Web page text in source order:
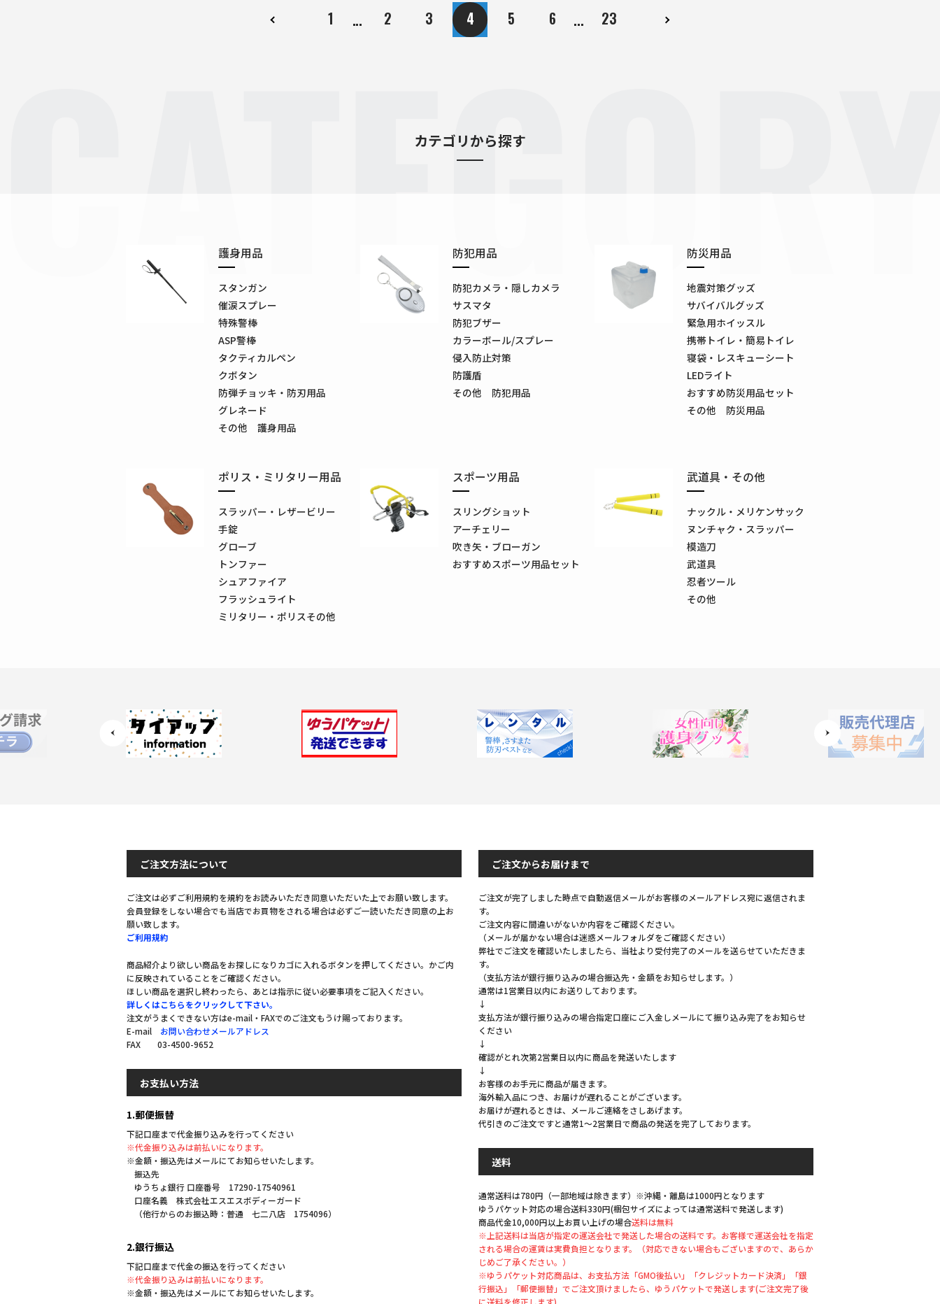
1 ... 2 3 4 5 6 ... 23
次へ
カテゴリから探す
護身用品
スタンガン
催涙スプレー
特殊警棒
ASP警棒
タクティカルペン
クボタン
防弾チョッキ・防刃用品
グレネード
その他 護身用品
防犯用品
防犯カメラ・隠しカメラ
サスマタ
防犯ブザー
カラーボール/スプレー
侵入防止対策
防護盾
その他 防犯用品
防災用品
地震対策グッズ
サバイバルグッズ
緊急用ホイッスル
携帯トイレ・簡易トイレ
寝袋・レスキューシート
LEDライト
おすすめ防災用品セット
その他 防災用品
ポリス・ミリタリー用品
スラッパー・レザービリー
手錠
グローブ
トンファー
シュアファイア
フラッシュライト
ミリタリー・ポリスその他
スポーツ用品
スリングショット
アーチェリー
吹き矢・ブローガン
おすすめスポーツ用品セット
武道具・その他
ナックル・メリケンサック
ヌンチャク・スラッパー
模造刀
武道具
忍者ツール
その他
Next
ご注文方法について
ご注文は必ずご利用規約を規約をお読みいただき同意いただいた上でお願い致します。
会員登録をしない場合でも当店でお買物をされる場合は必ずご一読いただき同意の上お
願い致します。
ご利用規約
商品紹介より欲しい商品をお探しになりカゴに入れるボタンを押してください。かご内
に反映されていることをご確認ください。
ほしい商品を選択し終わったら、あとは指示に従い必要事項をご記入ください。
詳しくはこちらをクリックして下さい。
注文がうまくできない方はe-mail・FAXでのご注文もうけ賜っております。
E-mail お問い合わせメールアドレス
FAX 03-4500-9652
お支払い方法
1.郵便振替
下記口座まで代金振り込みを行ってください
※代金振り込みは前払いになります。
※金額・振込先はメールにてお知らせいたします。
振込先
ゆうちょ銀行 口座番号 17290-17540961
口座名義 株式会社エスエスボディーガード
（他行からのお振込時：普通 七二八店 1754096）
2.銀行振込
下記口座まで代金の振込を行ってください
※代金振り込みは前払いになります。
※金額・振込先はメールにてお知らせいたします。
ご注文からお届けまで
ご注文が完了しました時点で自動返信メールがお客様のメールアドレス宛に返信されま
す。
ご注文内容に間違いがないか内容をご確認ください。
（メールが届かない場合は迷惑メールフォルダをご確認ください）
弊社でご注文を確認いたしましたら、当社より受付完了のメールを送らせていただきま
す。
（支払方法が銀行振り込みの場合振込先・金額をお知らせします。）
通常は1営業日以内にお送りしております。
↓
支払方法が銀行振り込みの場合指定口座にご入金しメールにて振り込み完了をお知らせ
ください
↓
確認がとれ次第2営業日以内に商品を発送いたします
↓
お客様のお手元に商品が届きます。
海外輸入品につき、お届けが遅れることがございます。
お届けが遅れるときは、メールご連絡をさしあげます。
代引きのご注文ですと通常1～2営業日で商品の発送を完了しております。
送料
通常送料は780円（一部地域は除きます）※沖縄・離島は1000円となります
ゆうパケット対応の場合送料330円(梱包サイズによっては通常送料で発送します)
商品代金10,000円以上お買い上げの場合送料は無料
※上記送料は当店が指定の運送会社で発送した場合の送料です。お客様で運送会社を指定
される場合の運賃は実費負担となります。（対応できない場合もございますので、あらか
じめご了承ください。）
※ゆうパケット対応商品は、お支払方法「GMO後払い」「クレジットカード決済」「銀
行振込」「郵便振替」でご注文頂けましたら、ゆうパケットで発送します(ご注文完了後
に送料を修正します)